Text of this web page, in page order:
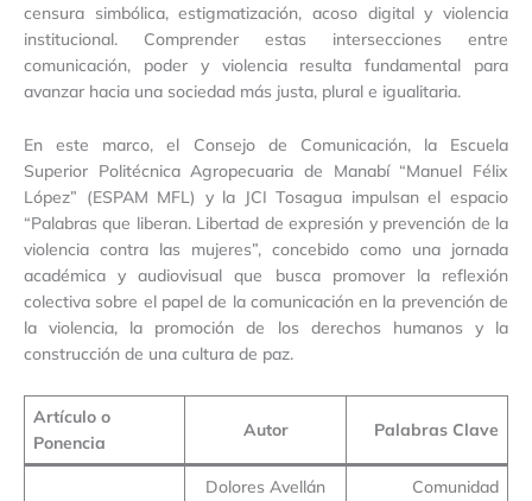
censura simbólica, estigmatización, acoso digital y violencia
institucional. Comprender estas intersecciones entre
comunicación, poder y violencia resulta fundamental para
avanzar hacia una sociedad más justa, plural e igualitaria.
En este marco, el Consejo de Comunicación, la Escuela
Superior Politécnica Agropecuaria de Manabí “Manuel Félix
López” (ESPAM MFL) y la JCI Tosagua impulsan el espacio
“Palabras que liberan. Libertad de expresión y prevención de la
violencia contra las mujeres”, concebido como una jornada
académica y audiovisual que busca promover la reflexión
colectiva sobre el papel de la comunicación en la prevención de
la violencia, la promoción de los derechos humanos y la
construcción de una cultura de paz.
Artículo o
Ponencia
Autor Palabras Clave
Dolores Avellán
Comunidad